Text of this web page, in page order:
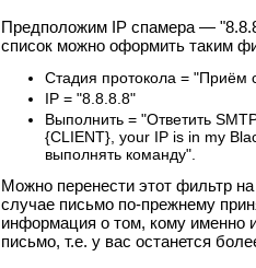
Предположим IP спамера —
список можно оформить таким
Стадия протокола = "Приём
IP = "8.8.8.8"
Выполнить = "Ответить
{CLIENT}, your IP is in my
выполнять команду".
Можно перенести этот фильтр
случае письмо по-прежнему
информация о том, кому именно
письмо, т.е. у вас останется